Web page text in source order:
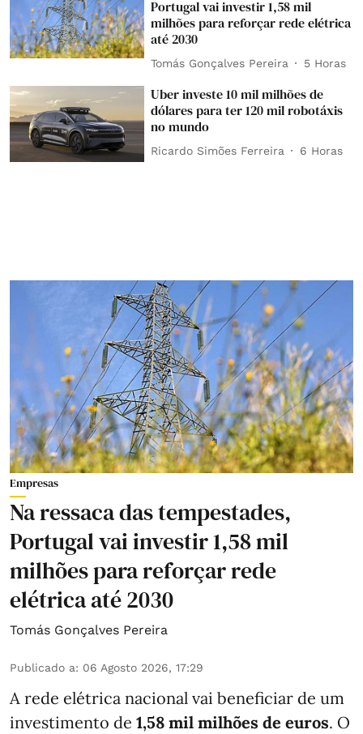
Portugal vai investir 1,58 mil
milhões para reforçar rede elétrica
até 2030
Tomás Gonçalves Pereira 5 Horas
Uber investe 10 mil milhões de
dólares para ter 120 mil robotáxis
no mundo
Ricardo Simões Ferreira 6 Horas
Empresas
Na ressaca das tempestades,
Portugal vai investir 1,58 mil
milhões para reforçar rede
elétrica até 2030
Tomás Gonçalves Pereira
Publicado a: 06 Agosto 2026, 17:29
A rede elétrica nacional vai beneficiar de um
investimento de 1,58 mil milhões de euros. O